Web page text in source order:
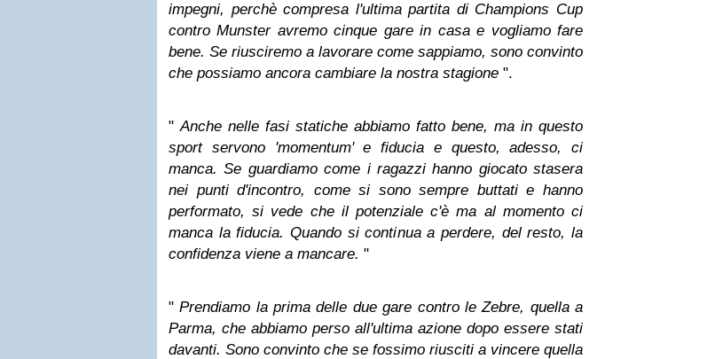
impegni, perchè compresa l'ultima partita di Champions Cup
contro Munster avremo cinque gare in casa e vogliamo fare
bene. Se riusciremo a lavorare come sappiamo, sono convinto
che possiamo ancora cambiare la nostra stagione ".
"Anche nelle fasi statiche abbiamo fatto bene, ma in questo
sport servono 'momentum' e fiducia e questo, adesso, ci
manca. Se guardiamo come i ragazzi hanno giocato stasera
nei punti d'incontro, come si sono sempre buttati e hanno
performato, si vede che il potenziale c'è ma al momento ci
manca la fiducia. Quando si continua a perdere, del resto, la
confidenza viene a mancare. "
"Prendiamo la prima delle due gare contro le Zebre, quella a
Parma, che abbiamo perso all'ultima azione dopo essere stati
davanti. Sono convinto che se fossimo riusciti a vincere quella